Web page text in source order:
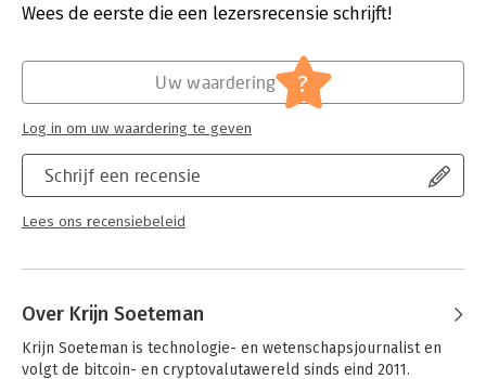
Verschijningsdatum:
28-6-2022
IT-management / ICT
Dummies (Nederlandstalig)
Wees de eerste die een lezersrecensie schrijft!
Schrijf een recensie
Lees ons recensiebeleid
Uw waardering ?
Log in om uw waardering te geven
Over Krijn Soeteman
Krijn Soeteman is technologie- en wetenschapsjournalist en
volgt de bitcoin- en cryptovalutawereld sinds eind 2011.